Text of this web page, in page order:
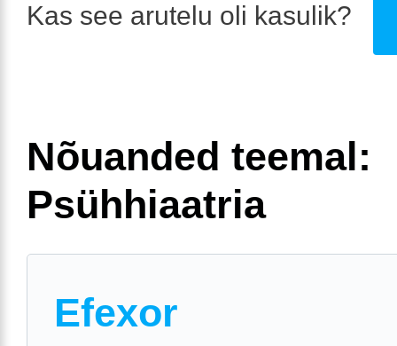
Kas see arutelu oli kasulik?
Nõuanded teemal:
Psühhiaatria
Efexor